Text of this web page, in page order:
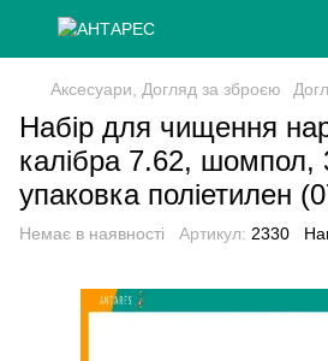
Аксесуари, Догляд за зброєю
Набір для чищення
калібра 7.62, шомпол,
упаковка поліетилен
Немає в наявності Артикул: 2330